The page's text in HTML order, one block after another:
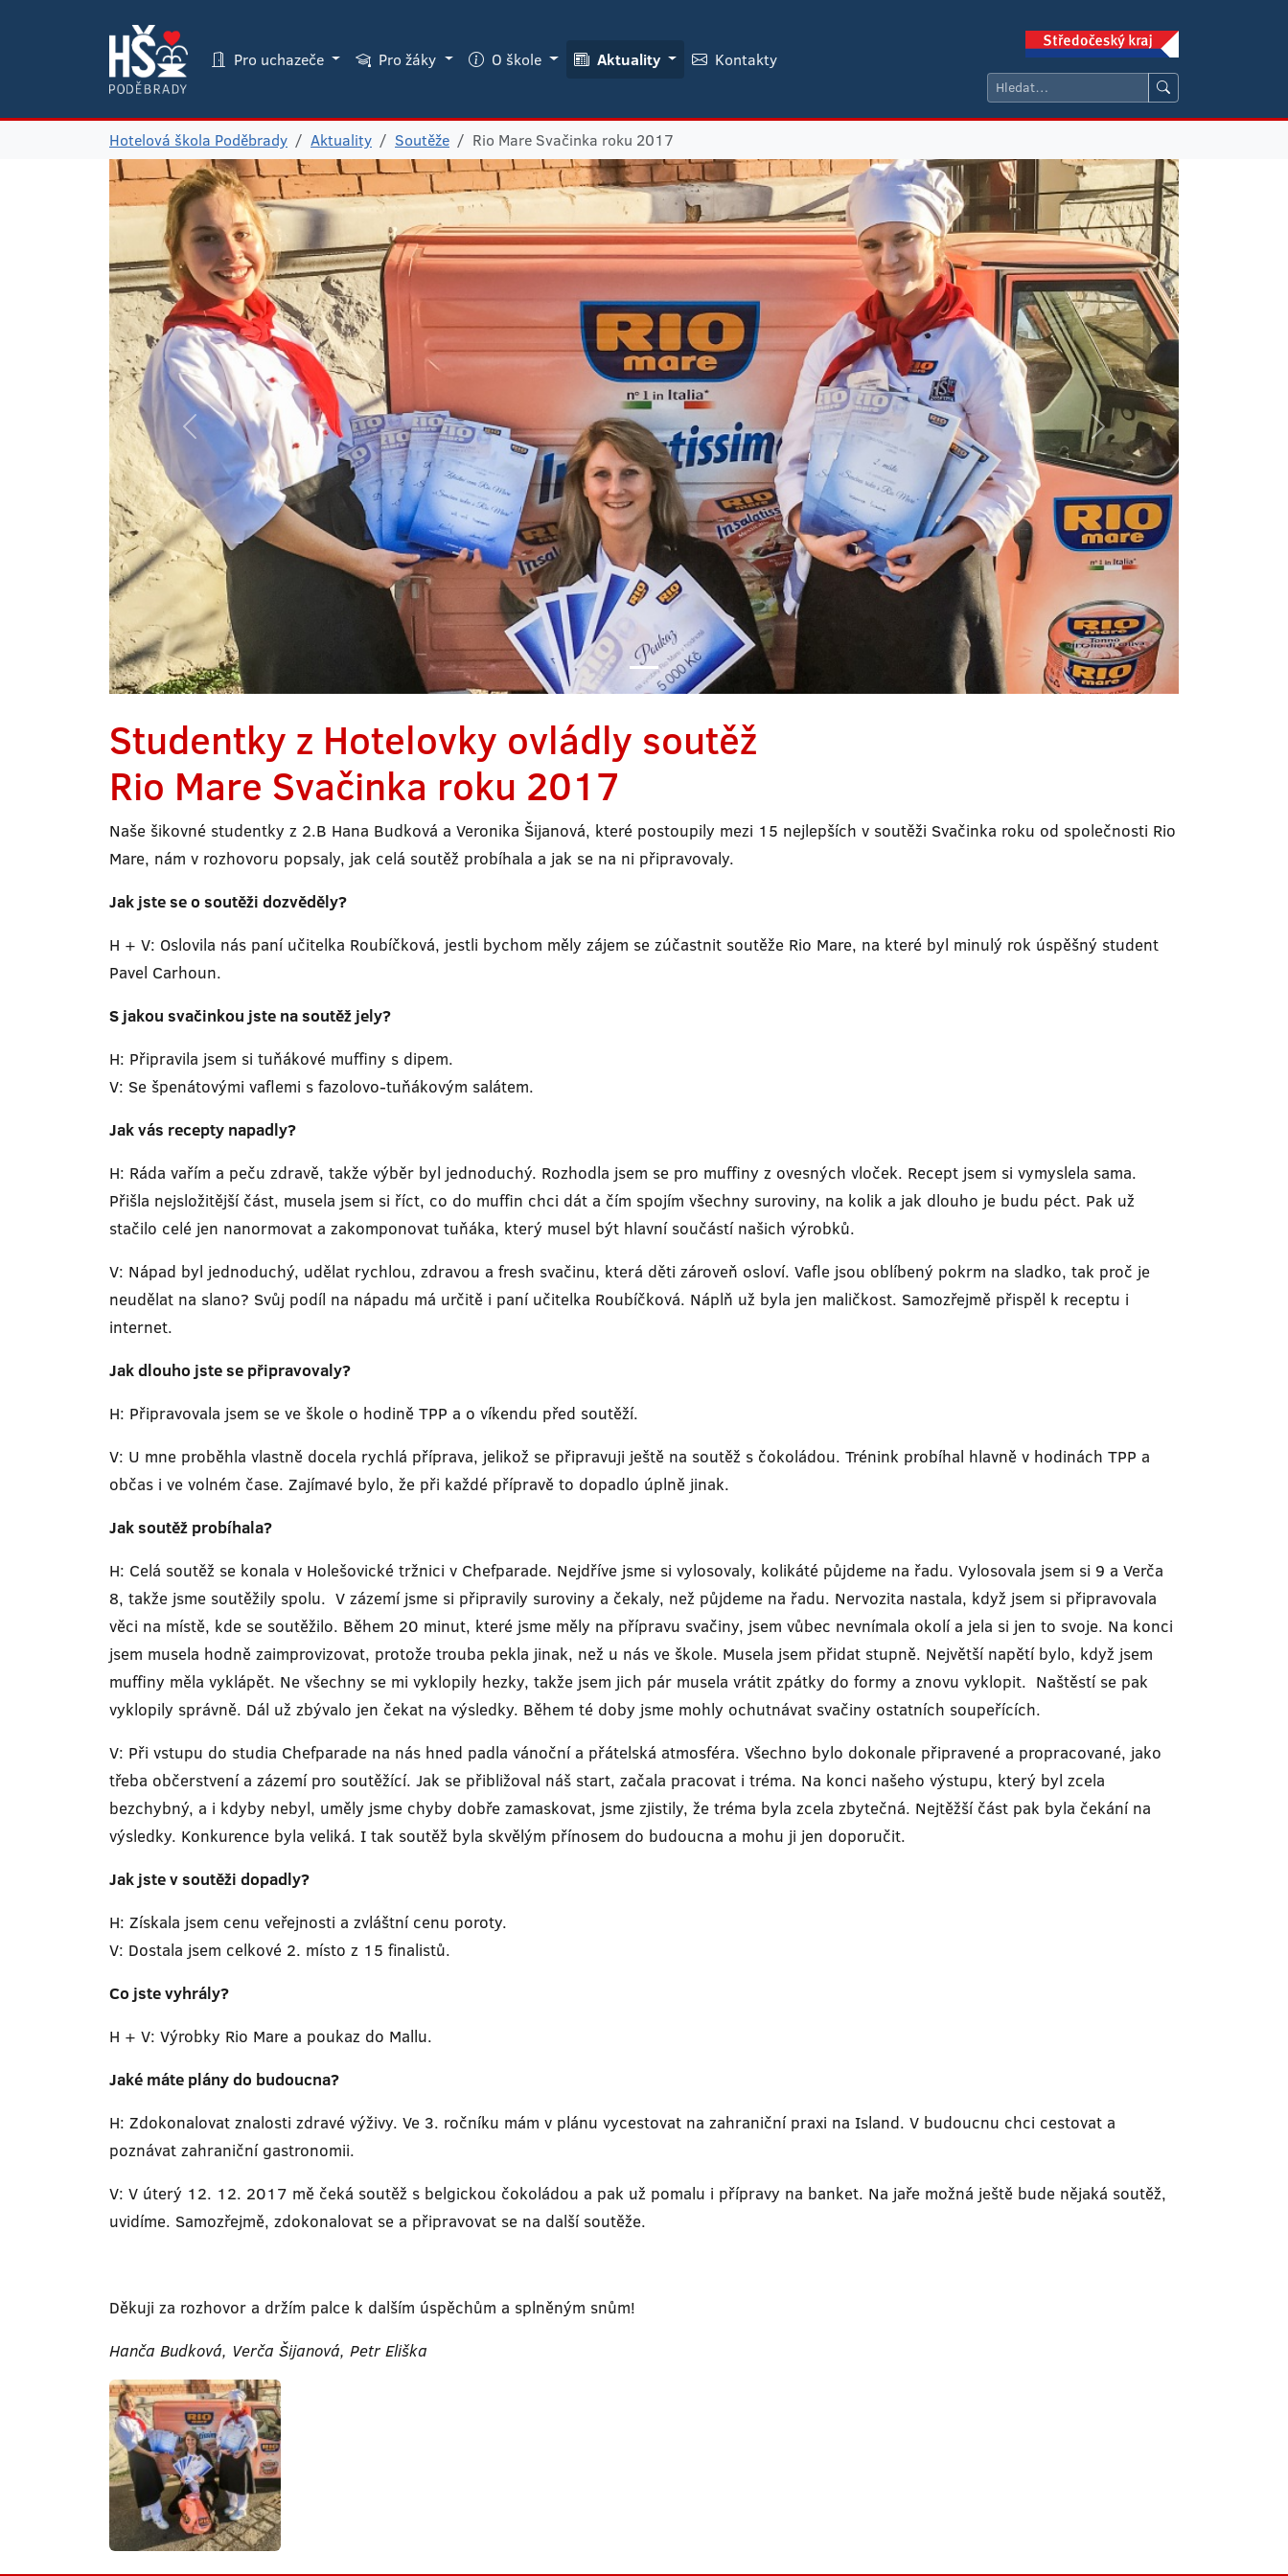
Pro uchazeče Pro žáky O škole Aktuality Kontakty
Hotelová škola Poděbrady Aktuality Soutěže Rio Mare Svačinka roku 2017
Studentky z Hotelovky ovládly soutěž
Rio Mare Svačinka roku 2017
Naše šikovné studentky z 2.B Hana Budková a Veronika Šijanová, které postoupily mezi 15 nejlepších v soutěži Svačinka roku od společnosti Rio
Mare, nám v rozhovoru popsaly, jak celá soutěž probíhala a jak se na ni připravovaly.
Jak jste se o soutěži dozvěděly?
H + V: Oslovila nás paní učitelka Roubíčková, jestli bychom měly zájem se zúčastnit soutěže Rio Mare, na které byl minulý rok úspěšný student
Pavel Carhoun.
S jakou svačinkou jste na soutěž jely?
H: Připravila jsem si tuňákové muffiny s dipem.
V: Se špenátovými vaflemi s fazolovo-tuňákovým salátem.
Jak vás recepty napadly?
H: Ráda vařím a peču zdravě, takže výběr byl jednoduchý. Rozhodla jsem se pro muffiny z ovesných vloček. Recept jsem si vymyslela sama.
Přišla nejsložitější část, musela jsem si říct, co do muffin chci dát a čím spojím všechny suroviny, na kolik a jak dlouho je budu péct. Pak už
stačilo celé jen nanormovat a zakomponovat tuňáka, který musel být hlavní součástí našich výrobků.
V: Nápad byl jednoduchý, udělat rychlou, zdravou a fresh svačinu, která děti zároveň osloví. Vafle jsou oblíbený pokrm na sladko, tak proč je
neudělat na slano? Svůj podíl na nápadu má určitě i paní učitelka Roubíčková. Náplň už byla jen maličkost. Samozřejmě přispěl k receptu i
internet.
Jak dlouho jste se připravovaly?
H: Připravovala jsem se ve škole o hodině TPP a o víkendu před soutěží.
V: U mne proběhla vlastně docela rychlá příprava, jelikož se připravuji ještě na soutěž s čokoládou. Trénink probíhal hlavně v hodinách TPP a
občas i ve volném čase. Zajímavé bylo, že při každé přípravě to dopadlo úplně jinak.
Jak soutěž probíhala?
H: Celá soutěž se konala v Holešovické tržnici v Chefparade. Nejdříve jsme si vylosovaly, kolikáté půjdeme na řadu. Vylosovala jsem si 9 a Verča
8, takže jsme soutěžily spolu. V zázemí jsme si připravily suroviny a čekaly, než půjdeme na řadu. Nervozita nastala, když jsem si připravovala
věci na místě, kde se soutěžilo. Během 20 minut, které jsme měly na přípravu svačiny, jsem vůbec nevnímala okolí a jela si jen to svoje. Na konci
jsem musela hodně zaimprovizovat, protože trouba pekla jinak, než u nás ve škole. Musela jsem přidat stupně. Největší napětí bylo, když jsem
muffiny měla vyklápět. Ne všechny se mi vyklopily hezky, takže jsem jich pár musela vrátit zpátky do formy a znovu vyklopit. Naštěstí se pak
vyklopily správně. Dál už zbývalo jen čekat na výsledky. Během té doby jsme mohly ochutnávat svačiny ostatních soupeřících.
V: Při vstupu do studia Chefparade na nás hned padla vánoční a přátelská atmosféra. Všechno bylo dokonale připravené a propracované, jako
třeba občerstvení a zázemí pro soutěžící. Jak se přibližoval náš start, začala pracovat i tréma. Na konci našeho výstupu, který byl zcela
bezchybný, a i kdyby nebyl, uměly jsme chyby dobře zamaskovat, jsme zjistily, že tréma byla zcela zbytečná. Nejtěžší část pak byla čekání na
výsledky. Konkurence byla veliká. I tak soutěž byla skvělým přínosem do budoucna a mohu ji jen doporučit.
Jak jste v soutěži dopadly?
H: Získala jsem cenu veřejnosti a zvláštní cenu poroty.
V: Dostala jsem celkové 2. místo z 15 finalistů.
Co jste vyhrály?
H + V: Výrobky Rio Mare a poukaz do Mallu.
Jaké máte plány do budoucna?
H: Zdokonalovat znalosti zdravé výživy. Ve 3. ročníku mám v plánu vycestovat na zahraniční praxi na Island. V budoucnu chci cestovat a
poznávat zahraniční gastronomii.
V: V úterý 12. 12. 2017 mě čeká soutěž s belgickou čokoládou a pak už pomalu i přípravy na banket. Na jaře možná ještě bude nějaká soutěž,
uvidíme. Samozřejmě, zdokonalovat se a připravovat se na další soutěže.
Děkuji za rozhovor a držím palce k dalším úspěchům a splněným snům!
Hanča Budková, Verča Šijanová, Petr Eliška